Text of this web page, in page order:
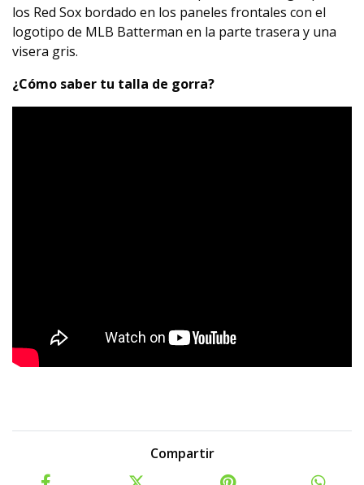
los Red Sox bordado en los paneles frontales con el
logotipo de MLB Batterman en la parte trasera y una
visera gris.
¿Cómo saber tu talla de gorra?
Compartir